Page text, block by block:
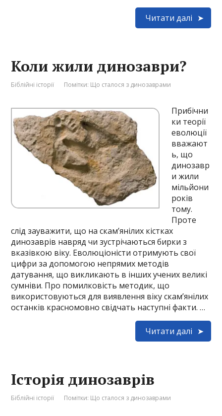
Читати далі
Коли жили динозаври?
Біблійні історії Помітки: Що сталося з динозаврами
Прибічни
ки теорії
еволюції
вважают
ь, що
динозавр
и жили
мільйони
років
тому.
Проте
слід зауважити, що на скам’янілих кістках
динозаврів навряд чи зустрічаються бирки з
вказівкою віку. Еволюціоністи отримують свої
цифри за допомогою непрямих методів
датування, що викликають в інших учених великі
сумніви. Про помилковість методик, що
використовуються для виявлення віку скам’янілих
останків красномовно свідчать наступні факти. …
Читати далі
Історія динозаврів
Біблійні історії Помітки: Що сталося з динозаврами